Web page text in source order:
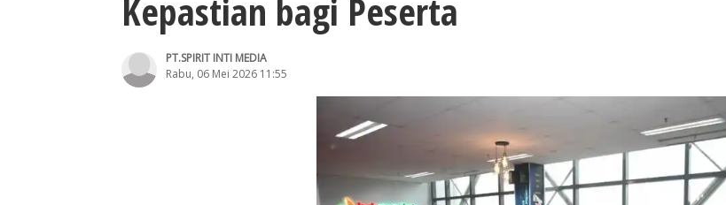
Kepastian bagi Peserta
PT.SPIRIT INTI MEDIA
Rabu, 06 Mei 2026 11:55